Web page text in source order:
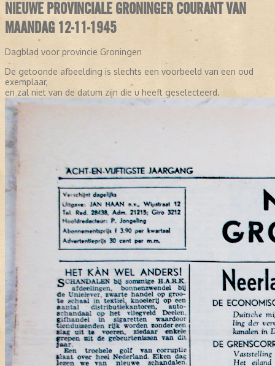
NIEUWE PROVINCIALE GRONINGER COURANT VAN
MAANDAG 12-11-1945
Dagblad voor provincie Groningen
De getoonde afbeelding is slechts een voorbeeld van een oud
exemplaar,
en zal niet van de datum zijn die u heeft geselecteerd.